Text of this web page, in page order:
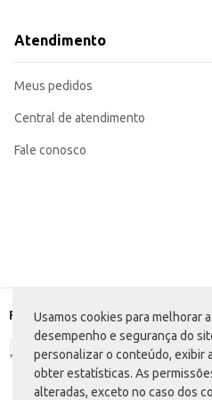
Usamos cookies para melhorar
desempenho e segurança do
personalizar o conteúdo, exibir
obter estatísticas. As
alteradas, exceto no caso dos
Atendimento
Meus pedidos
Central de atendimento
Fale conosco
Formas de pagamento